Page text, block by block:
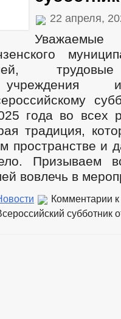
22 апреля,
трудовые
учреждения
года во всех
традиция,
пространстве и
Призываем
вовлечь в
Комментарии
субботник